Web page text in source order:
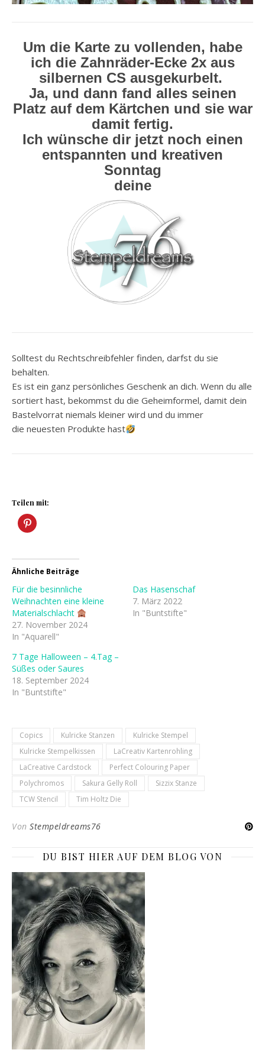
Um die Karte zu vollenden, habe
ich die Zahnräder-Ecke 2x aus
silbernen CS ausgekurbelt.
Ja, und dann fand alles seinen
Platz auf dem Kärtchen und sie war
damit fertig.
Ich wünsche dir jetzt noch einen
entspannten und kreativen
Sonntag
deine
Solltest du Rechtschreibfehler finden, darfst du sie
behalten.
Es ist ein ganz persönliches Geschenk an dich. Wenn du alle
sortiert hast, bekommst du die Geheimformel, damit dein
Bastelvorrat niemals kleiner wird und du immer
die neuesten Produkte hast
Teilen mit:
Ähnliche Beiträge
Für die besinnliche
Weihnachten eine kleine
Materialschlacht
27. November 2024
In "Aquarell"
Das Hasenschaf
7. März 2022
In "Buntstifte"
7 Tage Halloween – 4.Tag –
Süßes oder Saures
18. September 2024
In "Buntstifte"
Copics Kulricke Stanzen
Kulricke Stempel
Kulricke Stempelkissen
LaCreativ Kartenrohling
LaCreative Cardstock
Perfect Colouring Paper
Polychromos
Sakura Gelly Roll
Sizzix Stanze
TCW Stencil
Tim Holtz Die
Von Stempeldreams76
DU BIST HIER AUF DEM BLOG VON